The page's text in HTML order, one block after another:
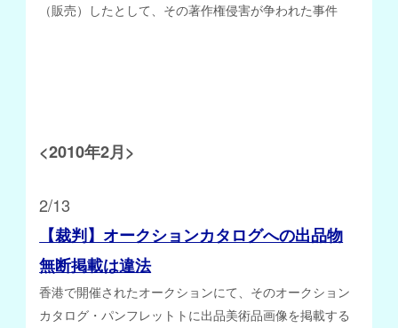
（販売）したとして、その著作権侵害が争われた事件
<2010年2月>
2/13
【裁判】オークションカタログへの出品物
無断掲載は違法
香港で開催されたオークションにて、そのオークション
カタログ・パンフレットトに出品美術品画像を掲載する